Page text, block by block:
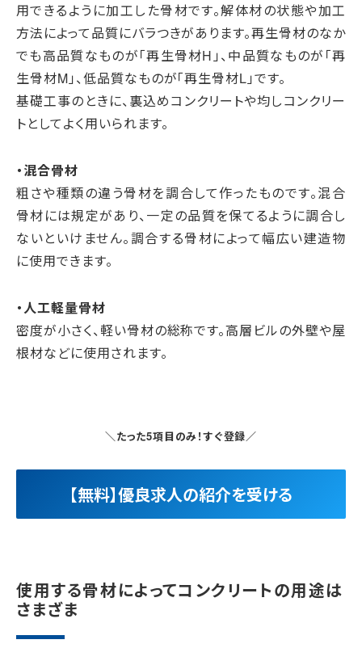
用できるように加工した骨材です。解体材の状態や加工
方法によって品質にバラつきがあります。再生骨材のなか
でも高品質なものが「再生骨材H」、中品質なものが「再
生骨材M」、低品質なものが「再生骨材L」です。
基礎工事のときに、裏込めコンクリートや均しコンクリー
トとしてよく用いられます。
・混合骨材
粗さや種類の違う骨材を調合して作ったものです。混合
骨材には規定があり、一定の品質を保てるように調合し
ないといけません。調合する骨材によって幅広い建造物
に使用できます。
・人工軽量骨材
密度が小さく、軽い骨材の総称です。高層ビルの外壁や屋
根材などに使用されます。
＼たった5項目のみ！すぐ登録／
【無料】優良求人の紹介を受ける
使用する骨材によってコンクリートの用途は
さまざま